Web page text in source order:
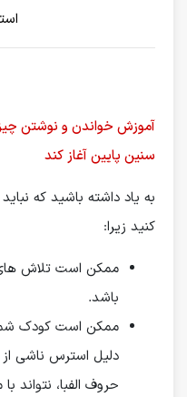
آموزش خواندن و نوشتن
سنین پایین آغاز کند
به یاد داشته باشید که
کنید زیرا:
ممکن است تلاش
باشد.
ممکن است کودک
دلیل استرس ناشی
حروف الفبا، نتواند